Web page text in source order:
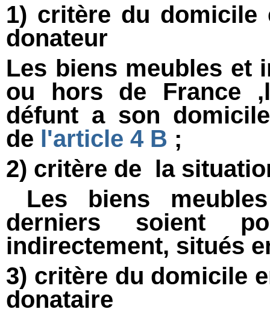
1) critère du
donateur
Les biens meubles et
ou hors de France
défunt a son
de l'article 4 B ;
2) critère de la
Les biens
derniers soient
indirectement, situés
3) critère du domicile
donataire